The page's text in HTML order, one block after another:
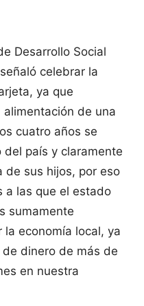
Desarrollo Social
celebrar la
ya que
de una
cuatro años se
país y claramente
de sus hijos, por eso
a las que el estado
sumamente
economía local, ya
dinero de más de
en nuestra